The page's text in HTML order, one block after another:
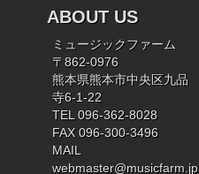
ABOUT US
ミュージックファーム
〒862-0976
熊本県熊本市中央区九品
寺6-1-22
TEL 096-362-8028
FAX 096-300-3496
MAIL
webmaster@musicfarm.jp